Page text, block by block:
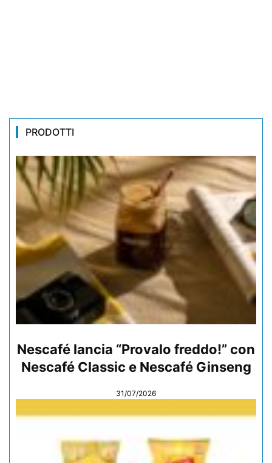
PRODOTTI
Nescafé lancia “Provalo freddo!” con
Nescafé Classic e Nescafé Ginseng
31/07/2026